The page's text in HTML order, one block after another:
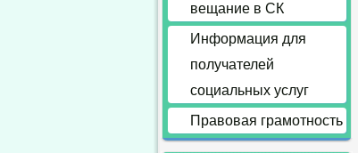
вещание в СК
Информация для
получателей
социальных услуг
Правовая грамотность